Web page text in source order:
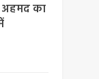
का